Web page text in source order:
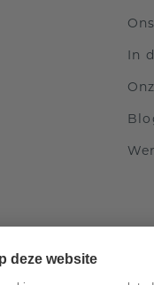
In
deze website